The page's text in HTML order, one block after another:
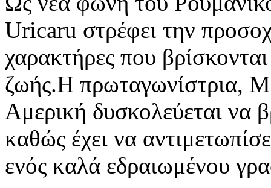
Uricaru στρέφει την
χαρακτήρες που
ζωής.H πρωταγωνίστρια,
Αμερική δυσκολεύεται να
καθώς έχει να
ενός καλά εδραιωμένου